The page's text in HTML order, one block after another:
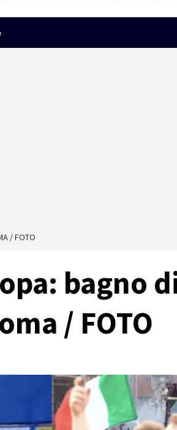
/ FOTO
bagno
/ FOTO